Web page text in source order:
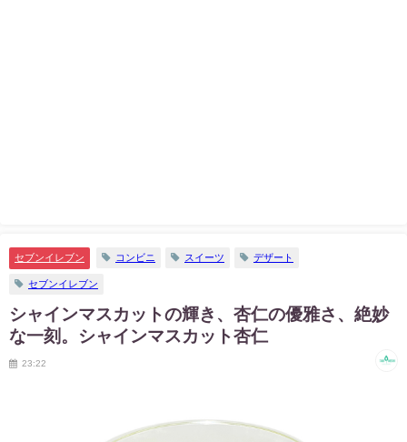
セブンイレブン コンビニ スイーツ デザート
セブンイレブン
シャインマスカットの輝き、杏仁の優雅さ、絶妙
な一刻。シャインマスカット杏仁
23:22